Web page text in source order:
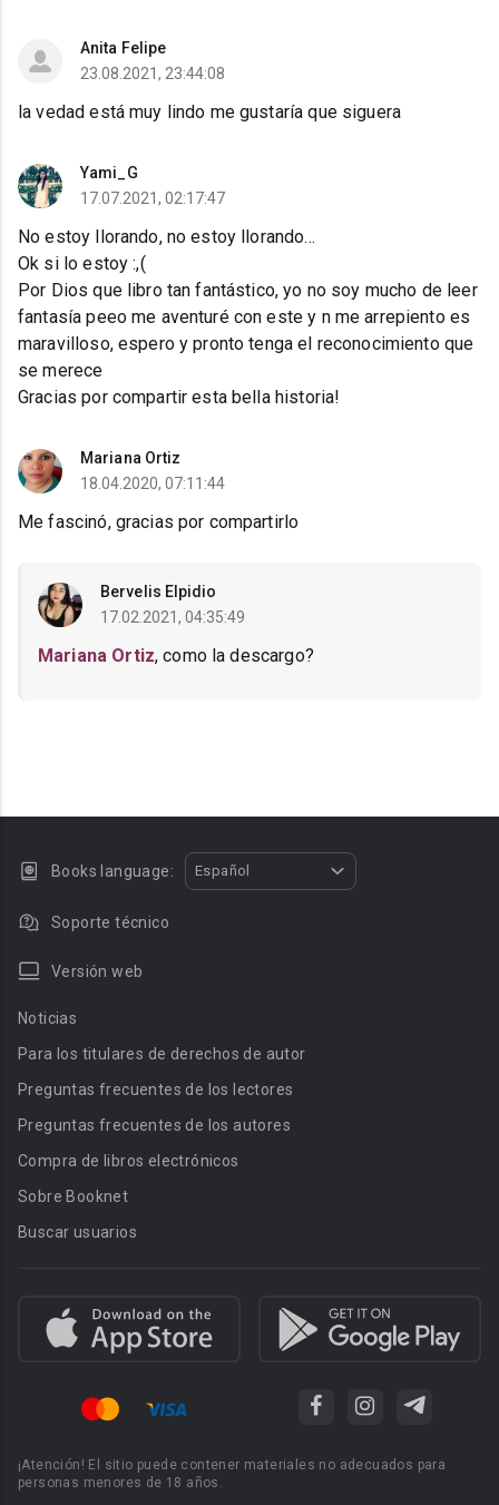
Anita Felipe
23.08.2021, 23:44:08
la vedad está muy lindo me gustaría que siguera
Yami_G
17.07.2021, 02:17:47
No estoy llorando, no estoy llorando...
Ok si lo estoy :,(
Por Dios que libro tan fantástico, yo no soy mucho de leer
fantasía peeo me aventuré con este y n me arrepiento es
maravilloso, espero y pronto tenga el reconocimiento que
se merece
Gracias por compartir esta bella historia!
Mariana Ortiz
18.04.2020, 07:11:44
Me fascinó, gracias por compartirlo
Bervelis Elpidio
17.02.2021, 04:35:49
Mariana Ortiz, como la descargo?
Books language: Español
Soporte técnico
Versión web
Noticias
Para los titulares de derechos de autor
Preguntas frecuentes de los lectores
Preguntas frecuentes de los autores
Compra de libros electrónicos
Sobre Booknet
Buscar usuarios
¡Atención! El sitio puede contener materiales no adecuados para
personas menores de 18 años.